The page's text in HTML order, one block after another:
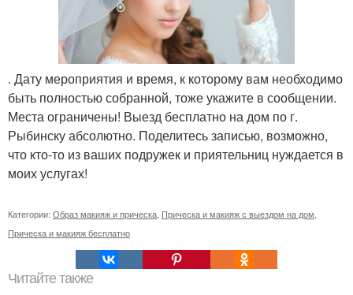
. Дату мероприятия и время, к которому вам необходимо
быть полностью собранной, тоже укажите в сообщении.
Места ограничены! Выезд бесплатно на дом по г.
Рыбинску абсолютно. Поделитесь записью, возможно,
что кто-то из ваших подружек и приятельниц нуждается в
моих услугах!
Категории: Образ макияж и прическа, Прическа и макияж с выездом на дом,
Прическа и макияж бесплатно
Читайте также